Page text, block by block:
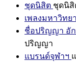
ชุดนิสิต ชุดนิสิ
เพลงมหาวิทย
ชื่อปริญญา อั
ปริญญา
แบรนด์จุฬาฯ